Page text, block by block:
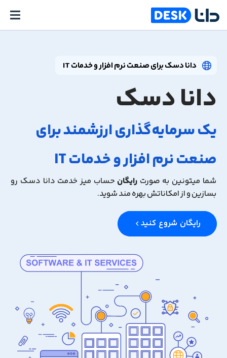
دانا دسک برای صنعت نرم افزار و خدمات IT
دانا دسک
یک سرمایه‌گذاری ارزشمند برای
صنعت نرم افزار و خدمات IT
شما میتونین به صورترایگان حساب میز خدمت دانا دسک رو
بسازین و از امکاناتش بهره مند شوید.
رایگان شروع کنید